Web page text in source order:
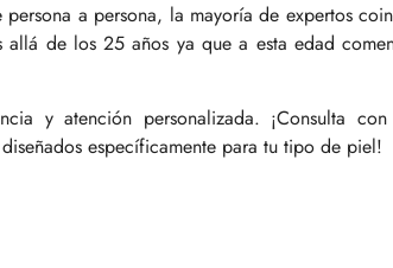
a persona, la mayoría de expertos
de los 25 años ya que a esta edad
y atención personalizada. ¡Consulta con
específicamente para tu tipo de piel!